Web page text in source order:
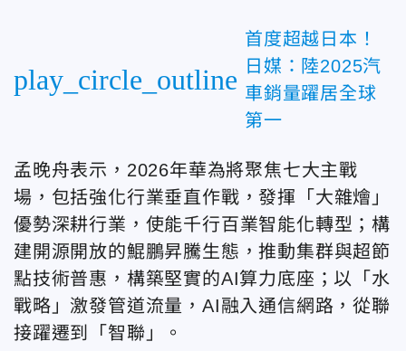
play_circle_outline
首度超越日本！
日媒：陸2025汽
車銷量躍居全球
第一
孟晚舟表示，2026年華為將聚焦七大主戰
場，包括強化行業垂直作戰，發揮「大雜燴」
優勢深耕行業，使能千行百業智能化轉型；構
建開源開放的鯤鵬昇騰生態，推動集群與超節
點技術普惠，構築堅實的AI算力底座；以「水
戰略」激發管道流量，AI融入通信網路，從聯
接躍遷到「智聯」。